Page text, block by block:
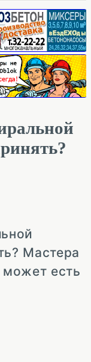
Мастера
есть